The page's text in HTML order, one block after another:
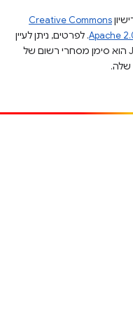
Creative Commons
Apache. לפרטים, ניתן לעיין
.‏ Java הוא סימן מסחרי רשום של